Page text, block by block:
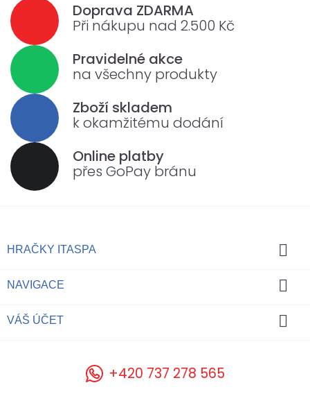
Doprava ZDARMA
Při nákupu nad 2.500 Kč
Pravidelné akce
na všechny produkty
Zboží skladem
k okamžitému dodání
Online platby
přes GoPay bránu
HRAČKY ITASPA 
NAVIGACE 
VÁŠ ÚČET 
+420 737 278 565